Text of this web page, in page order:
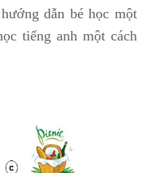
dẫn bé học một
tiếng anh một cách